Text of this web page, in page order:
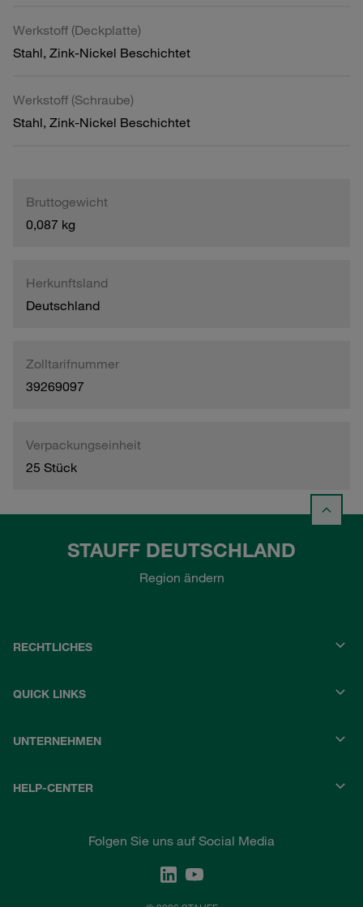
Werkstoff (Deckplatte)
Stahl, Zink-Nickel Beschichtet
Werkstoff (Schraube)
Stahl, Zink-Nickel Beschichtet
Bruttogewicht
0,087 kg
Herkunftsland
Deutschland
Zolltarifnummer
39269097
Verpackungseinheit
25 Stück
STAUFF DEUTSCHLAND
Region ändern
RECHTLICHES
QUICK LINKS
UNTERNEHMEN
HELP-CENTER
Folgen Sie uns auf Social Media